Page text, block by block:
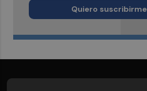
Quiero suscribirme